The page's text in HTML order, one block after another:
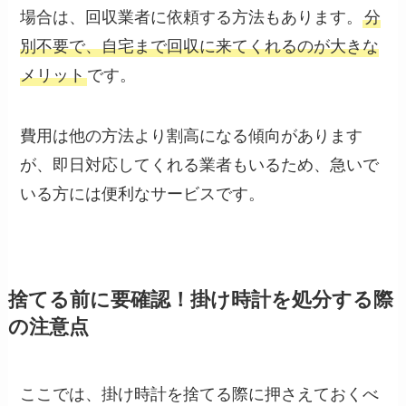
場合は、回収業者に依頼する方法もあります。分
別不要で、自宅まで回収に来てくれるのが大きな
メリットです。
費用は他の方法より割高になる傾向があります
が、即日対応してくれる業者もいるため、急いで
いる方には便利なサービスです。
捨てる前に要確認！掛け時計を処分する際
の注意点
ここでは、掛け時計を捨てる際に押さえておくべ